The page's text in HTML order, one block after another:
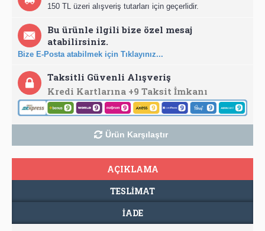
150 TL üzeri alışveriş tutarları için geçerlidir.
Bu ürünle ilgili bize özel mesaj
atabilirsiniz.
Bize E-Posta atabilmek için Tıklayınız...
Taksitli Güvenli Alışveriş
Kredi Kartlarına +9 Taksit İmkanı
Ürün Karşılaştır
AÇIKLAMA
TESLIMAT
İADE